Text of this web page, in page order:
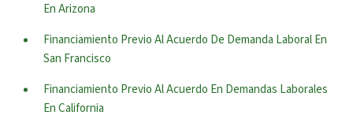
En Arizona
Financiamiento Previo Al Acuerdo De Demanda Laboral En
San Francisco
Financiamiento Previo Al Acuerdo En Demandas Laborales
En California